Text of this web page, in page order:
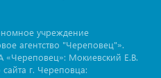
учреждение
агентство "Череповец"».
«Череповец»: Мокиевский Е.В.
г. Череповца: